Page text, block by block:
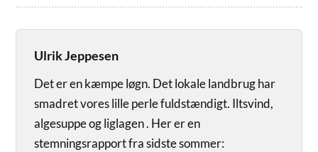
Ulrik Jeppesen
Det er en kæmpe løgn. Det lokale landbrug har
smadret vores lille perle fuldstændigt. Iltsvind,
algesuppe og liglagen . Her er en
stemningsrapport fra sidste sommer: